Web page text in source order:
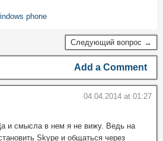
phone
Следующий вопрос →
Add a Comment
04.04.2014 at 01:27
и смысла в нем я не вижу. Ведь на
Skype и общаться через